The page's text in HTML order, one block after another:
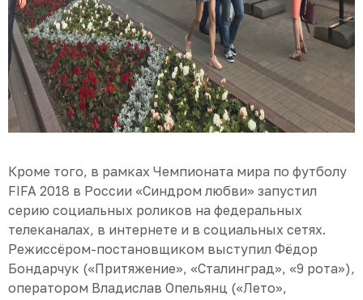
Кроме того, в рамках Чемпионата мира по футболу
FIFA 2018 в России «Синдром любви» запустил
серию социальных роликов на федеральных
телеканалах, в интернете и в социальных сетях.
Режиссёром-постановщиком выступил Фёдор
Бондарчук («Притяжение», «Сталинград», «9 рота»),
оператором Владислав Опельянц («Лето»,